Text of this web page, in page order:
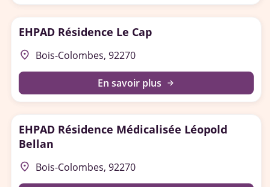
EHPAD Résidence Le Cap
place Bois-Colombes, 92270
En savoir plus arrow_forward
EHPAD Résidence Médicalisée Léopold
Bellan
place Bois-Colombes, 92270